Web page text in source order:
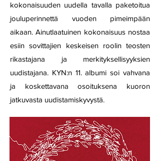
kokonaisuuden uudella tavalla paketoitua
jouluperinnettä vuoden pimeimpään
aikaan. Ainutlaatuinen kokonaisuus nostaa
esiin sovittajien keskeisen roolin teosten
rikastajana ja merkityksellisyyksien
uudistajana. KYN:n 11. albumi soi vahvana
ja koskettavana osoituksena kuoron
jatkuvasta uudistamiskyvystä.